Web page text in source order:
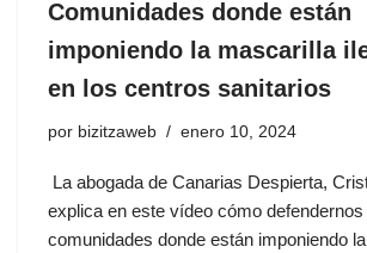
Comunidades donde están
imponiendo la mascarilla
en los centros sanitarios
por bizitzaweb enero 10, 2024
La abogada de Canarias Despierta,
explica en este vídeo cómo defendernos
comunidades donde están imponiendo